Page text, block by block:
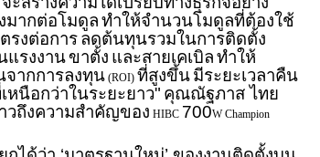
มากต่อโมดูลทำให้จำนวนโมดูลที่ต้องใช้
รงต่อการลดต้นทุนรวมในการติดตั้ง
แรงงานขาตั้ง และสายเคเบิลทำให้
ากการลงทุน (ROI) ที่สูงขึ้นมีระยะเวลาคืน
นือกว่าในระยะยาว" คุณณัฐภาส ไทย
วถึงความสำคัญของ HIBC 700W Champion